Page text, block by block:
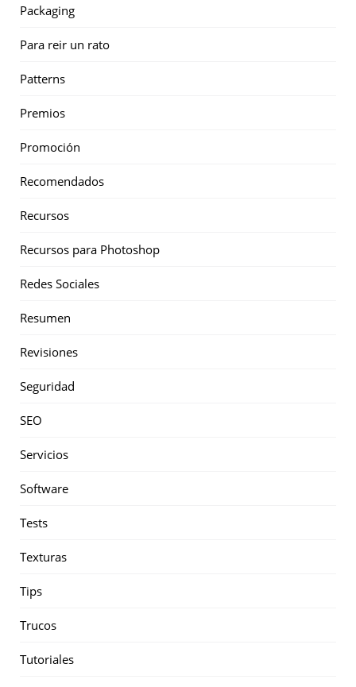
Packaging
Para reir un rato
Patterns
Premios
Promoción
Recomendados
Recursos
Recursos para Photoshop
Redes Sociales
Resumen
Revisiones
Seguridad
SEO
Servicios
Software
Tests
Texturas
Tips
Trucos
Tutoriales